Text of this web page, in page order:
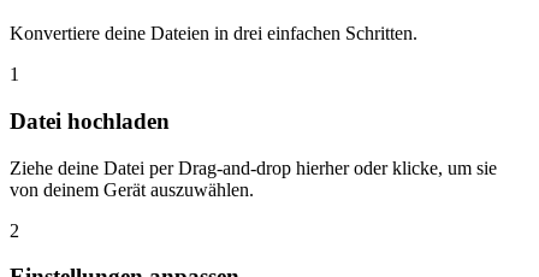
Konvertiere deine Dateien in drei einfachen Schritten.
1
Datei hochladen
Ziehe deine Datei per Drag-and-drop hierher oder klicke, um sie
von deinem Gerät auszuwählen.
2